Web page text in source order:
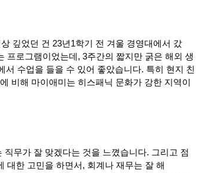
깊었던 건 23년 1학기 전 겨울 경영대에서 갔
프로그램이었는데 , 3주간의 짧지만 굵은 해외 생
서 수업을 들을 수 있어 좋았습니다. 특히 현지
친
비해 마이애미는 히스패닉 문화가 강한 지역이
직무가 잘 맞겠다는 것을 느꼈습니다. 그리고 점
대한 고민을 하면서 , 회계나 재무는 잘 해